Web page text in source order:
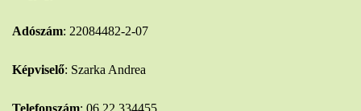
Adószám: 22084482-2-07
Képviselő: Szarka Andrea
Telefonszám: 06 22 334455